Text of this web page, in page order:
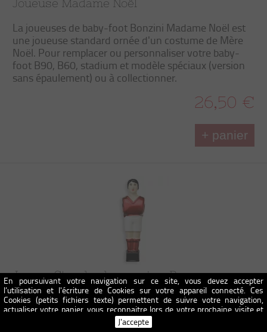
En poursuivant votre navigation sur ce site, vous devez accepter
l’utilisation et l'écriture de Cookies sur votre appareil connecté. Ces
Cookies (petits fichiers texte) permettent de suivre votre navigation,
actualiser votre panier, vous reconnaitre lors de votre prochaine visite et
sécuriser votre connexion. Pour en savoir plus et paramétrer les traceurs:
http://www.cnil.fr/vos-obligations/sites-web-cookies-et-autres-
J'accepte
Joueuse Madame Noël
La joueuses de baby-foot Bonzini Madame Noël est
une joueuse standard ornée d'un costume de Mère
Noël. Pour remplacer ou personnaliser votre baby-
foot B90, B60, stadium et modèle spéciaux (version
sans épaulement) ou à collectionner.
26,50 €
+ panier
Joueur Standard avec vis – Rouge
Le joueur de baby-foot Bonzini Rouge en aluminium
est la pièce indispensable pour remplacer ou
personnaliser votre baby-foot B90, B60, stadium et